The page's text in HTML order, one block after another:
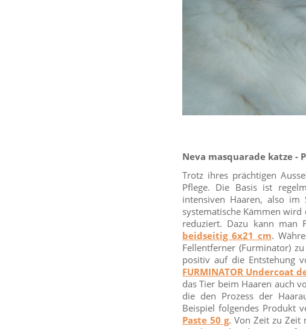
Neva masquarade katze -
Trotz ihres prächtigen
Pflege. Die Basis ist
intensiven Haaren, also im
systematische Kämmen
reduziert. Dazu kann man
beidseitig 6x21 cm.
Fellentferner (Furminator)
positiv auf die Entstehung
FURMINATOR Undercoat
das Tier beim Haaren auch
die den Prozess der
Beispiel folgendes Produkt
Paste 50 g. Von Zeit zu Zeit